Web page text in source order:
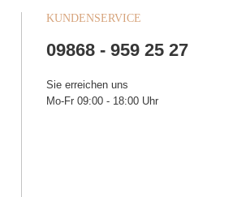
KUNDENSERVICE
09868 - 959 25 27
Sie erreichen uns
Mo-Fr 09:00 - 18:00 Uhr